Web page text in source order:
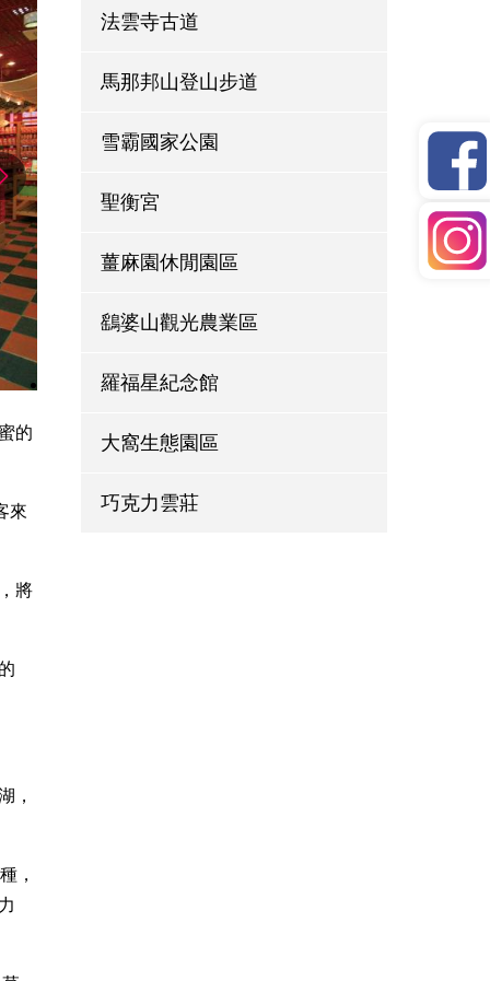
的
來
將
，
，
法雲寺古道
馬那邦山登山步道
雪霸國家公園
聖衡宮
薑麻園休閒園區
鷂婆山觀光農業區
羅福星紀念館
大窩生態園區
巧克力雲莊